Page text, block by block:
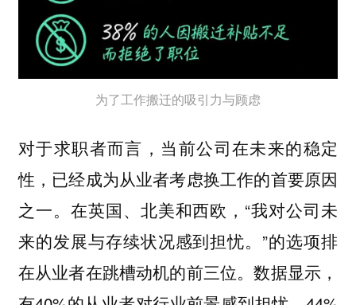
为了工作搬迁的吸引力与顾虑
对于求职者而言，当前公司在未来的稳定
性，已经成为从业者考虑换工作的首要原因
之一。在英国、北美和西欧，“我对公司未
来的发展与存续状况感到担忧。”的选项排
在从业者在跳槽动机的前三位。数据显示，